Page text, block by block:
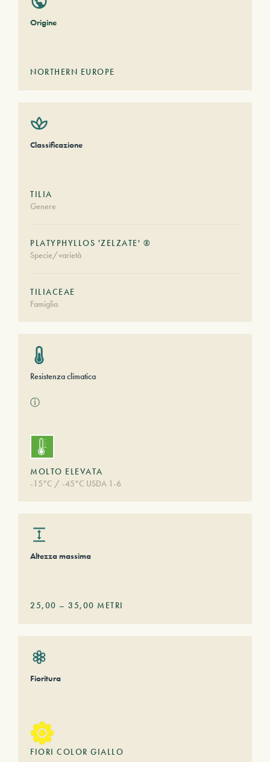
Origine
NORTHERN EUROPE
Classificazione
TILIA
Genere
PLATYPHYLLOS 'ZELZATE' ®
Specie/varietà
TILIACEAE
Famiglia
Resistenza climatica
ⓘ
MOLTO ELEVATA
-15°C / -45°C USDA 1-6
Altezza massima
25,00 – 35,00 METRI
Fioritura
FIORI COLOR GIALLO